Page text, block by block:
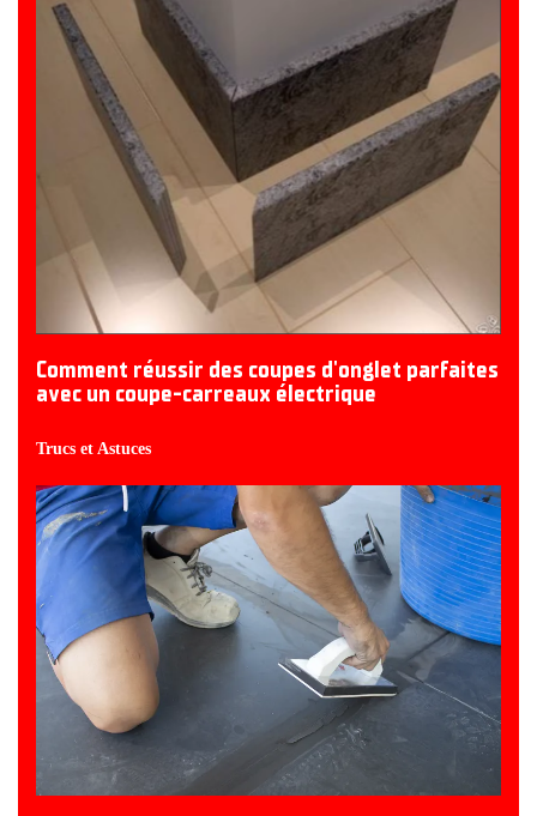
Comment réussir des coupes d'onglet parfaites
avec un coupe-carreaux électrique
Trucs et Astuces